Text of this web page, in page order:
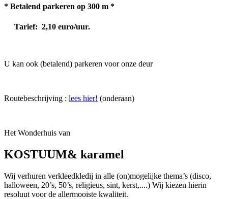
* Betalend parkeren op 300 m *
Tarief: 2,10 euro/uur.
U kan ook (betalend) parkeren voor onze deur
Routebeschrijving : lees hier! (onderaan)
Het Wonderhuis van
KOSTUUM& karamel
Wij verhuren verkleedkledij in alle (on)mogelijke thema’s (disco,
halloween, 20’s, 50’s, religieus, sint, kerst,....) Wij kiezen hierin
resoluut voor de allermooiste kwaliteit.